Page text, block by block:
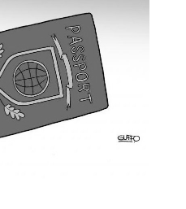
ارتكبت بحق العلويين.
السويداء)، وان بديا
منظومة سياسية عربية
ومفاهيم مشوهة